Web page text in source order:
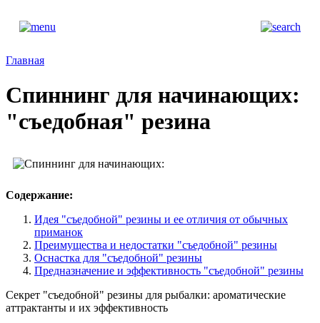
Главная
Спиннинг для начинающих:
"съедобная" резина
Содержание:
Идея "съедобной" резины и ее отличия от обычных
приманок
Преимущества и недостатки "съедобной" резины
Оснастка для "съедобной" резины
Предназначение и эффективность "съедобной" резины
Секрет "съедобной" резины для рыбалки: ароматические
аттрактанты и их эффективность